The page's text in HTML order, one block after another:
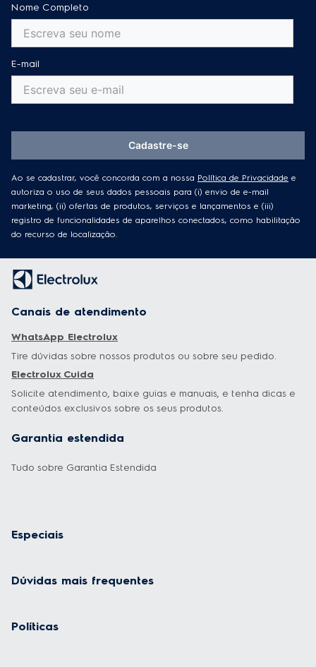
Nome Completo
E-mail
Ao se cadastrar, você concorda com a nossa Política de Privacidade e
autoriza o uso de seus dados pessoais para (i) envio de e-mail
marketing, (ii) ofertas de produtos, serviços e lançamentos e (iii)
registro de funcionalidades de aparelhos conectados, como habilitação
do recurso de localização.
Cadastre-se
Canais de atendimento
WhatsApp Electrolux
Tire dúvidas sobre nossos produtos ou sobre seu pedido.
Electrolux Cuida
Solicite atendimento, baixe guias e manuais, e tenha dicas e
conteúdos exclusivos sobre os seus produtos.
Garantia estendida
Tudo sobre Garantia Estendida
Especiais
Dúvidas mais frequentes
Políticas